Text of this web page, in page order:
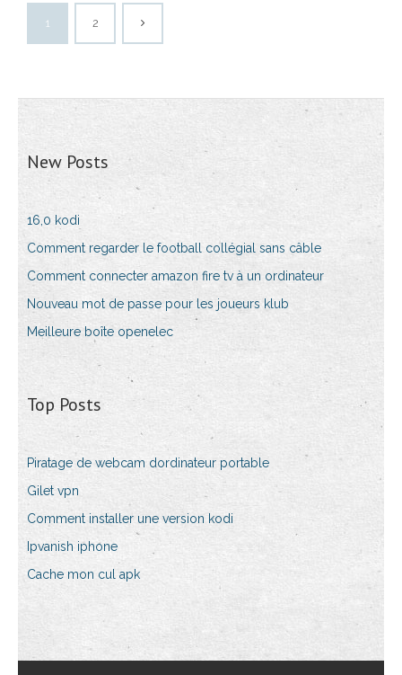
1 2
New Posts
16,0 kodi
Comment regarder le football collégial sans câble
Comment connecter amazon fire tv à un ordinateur
Nouveau mot de passe pour les joueurs klub
Meilleure boîte openelec
Top Posts
Piratage de webcam dordinateur portable
Gilet vpn
Comment installer une version kodi
Ipvanish iphone
Cache mon cul apk